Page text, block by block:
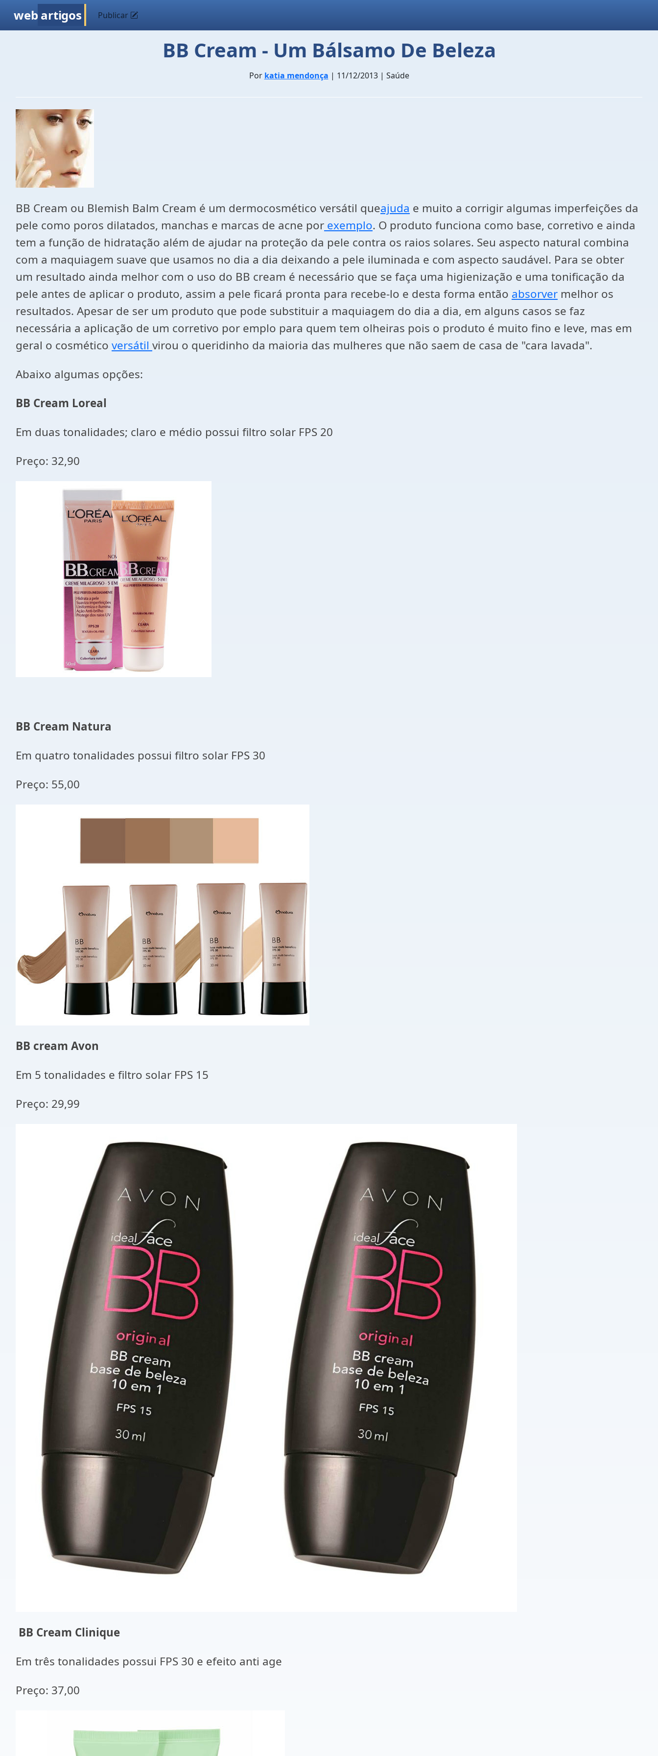
web artigos Publicar
BB Cream - Um Bálsamo De Beleza
Por katia mendonça | 11/12/2013 | Saúde
BB Cream ou Blemish Balm Cream é um dermocosmético versátil queajuda e muito a corrigir algumas imperfeições da
pele como poros dilatados, manchas e marcas de acne por exemplo. O produto funciona como base, corretivo e ainda
tem a função de hidratação além de ajudar na proteção da pele contra os raios solares. Seu aspecto natural combina
com a maquiagem suave que usamos no dia a dia deixando a pele iluminada e com aspecto saudável. Para se obter
um resultado ainda melhor com o uso do BB cream é necessário que se faça uma higienização e uma tonificação da
pele antes de aplicar o produto, assim a pele ficará pronta para recebe-lo e desta forma então absorver melhor os
resultados. Apesar de ser um produto que pode substituir a maquiagem do dia a dia, em alguns casos se faz
necessária a aplicação de um corretivo por emplo para quem tem olheiras pois o produto é muito fino e leve, mas em
geral o cosmético versátil virou o queridinho da maioria das mulheres que não saem de casa de "cara lavada".
Abaixo algumas opções:
BB Cream Loreal
Em duas tonalidades; claro e médio possui filtro solar FPS 20
Preço: 32,90
BB Cream Natura
Em quatro tonalidades possui filtro solar FPS 30
Preço: 55,00
BB cream Avon
Em 5 tonalidades e filtro solar FPS 15
Preço: 29,99
BB Cream Clinique
Em três tonalidades possui FPS 30 e efeito anti age
Preço: 37,00